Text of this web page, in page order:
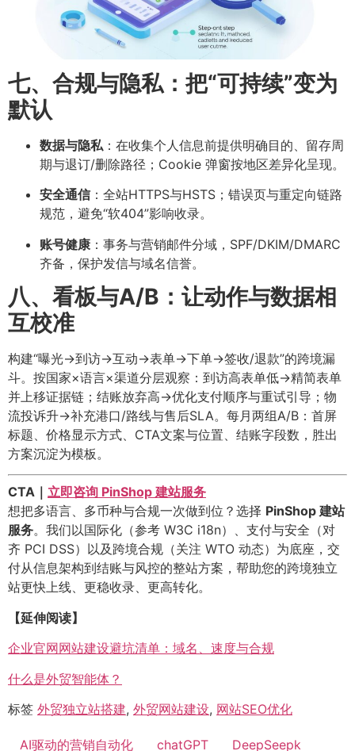
七、合规与隐私：把“可持续”变为
默认
数据与隐私 ：在收集个人信息前提供明确目的、留存周
期与退订/删除路径；Cookie 弹窗按地区差异化呈现。
安全通信：全站HTTPS与HSTS；错误页与重定向链路
规范，避免“软404”影响收录。
账号健康 ：事务与营销邮件分域，SPF/DKIM/DMARC
齐备，保护发信与域名信誉。
八、看板与A/B：让动作与数据相
互校准
构建“曝光→到访→互动→表单→下单→签收/退款”的跨境漏
斗。按国家×语言×渠道分层观察：到访高表单低→精简表单
并上移证据链；结账放弃高→优化支付顺序与重试引导；物
流投诉升→补充港口/路线与售后SLA。每月两组A/B：首屏
标题、价格显示方式、CTA文案与位置、结账字段数，胜出
方案沉淀为模板。
CTA｜ 立即咨询 PinShop 建站服务
想把多语言、多币种与合规一次做到位？选择 PinShop 建站
服务。我们以国际化（参考 W3C i18n）、支付与安全（对
齐 PCI DSS）以及跨境合规（关注 WTO 动态）为底座，交
付从信息架构到结账与风控的整站方案，帮助您的跨境独立
站更快上线、更稳收录、更高转化。
【延伸阅读】
企业官网网站建设避坑清单：域名、速度与合规
什么是外贸智能体？
标签 外贸独立站搭建, 外贸网站建设, 网站SEO优化
AI驱动的营销自动化 chatGPT DeepSeepk